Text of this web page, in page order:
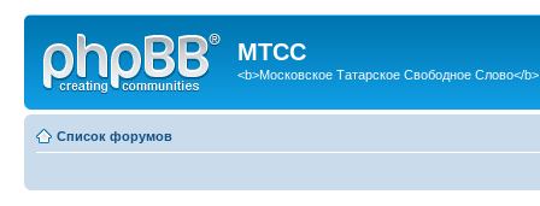
МТСС
<b>Московское Татарское Свободное Слово</b>
Список форумов